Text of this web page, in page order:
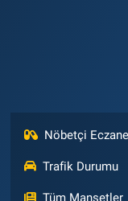
Nöbetçi
Trafik Durumu
Tüm Manşetler